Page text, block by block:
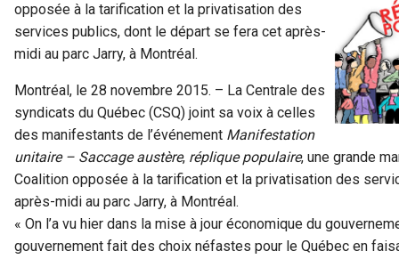
opposée à la tarification et la privatisation des
services publics, dont le départ se fera cet après-
midi au parc Jarry, à Montréal.
Montréal, le 28 novembre 2015. – La Centrale des
syndicats du Québec (CSQ) joint sa voix à celles
des manifestants de l’événement Manifestation
unitaire – Saccage austère, réplique populaire, une grande
Coalition opposée à la tarification et la privatisation des
après-midi au parc Jarry, à Montréal.
« On l’a vu hier dans la mise à jour économique du
gouvernement fait des choix néfastes pour le Québec en